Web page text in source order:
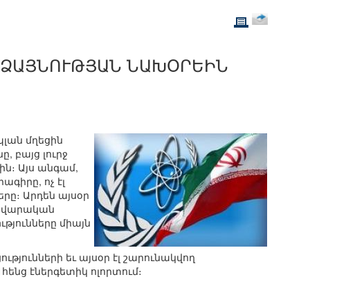
ՆԱԽՕՐԵԻՆ
մղեցին
բայց լուրջ
Այս անգամ,
ոչ էլ
Արդեն այսօր
միայն
եւ այսօր էլ շարունակվող
էներգետիկ ոլորտում։